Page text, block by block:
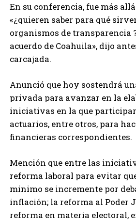
En su conferencia, fue más
«¿quieren saber para qué
organismos de transparencia
acuerdo de Coahuila», dijo
carcajada.
Anunció que hoy sostendrá
privada para avanzar en la
iniciativas en la que
actuarios, entre otros, para
financieras correspondientes.
Mención que entre las
reforma laboral para evitar
minimo se incremente por
inflación; la reforma al Poder
reforma en materia electoral,